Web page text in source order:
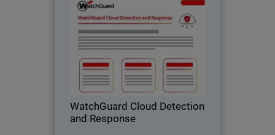
WatchGuard Cloud Detection
and Response
and Response
Enrayez les risques liés au cloud à la
source – avant qu'ils ne deviennent un
incident.